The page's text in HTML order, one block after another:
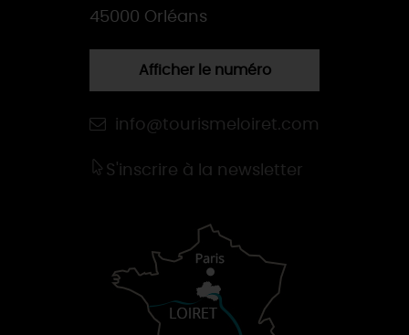
45000 Orléans
Afficher le numéro
info@tourismeloiret.com
S'inscrire à la newsletter